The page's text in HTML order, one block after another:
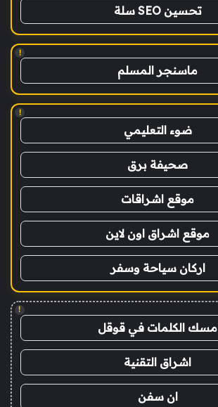
تحسين SEO سلة
!
ماسنجر المسلم
!
ضوء التعليمي
صحيفة برق
موقع اشراقات
موقع اشراق اون لاين
اركان سياحة وسفر
!
مسك الكلمات في قوقل
اشراق التقنية
ان سفن